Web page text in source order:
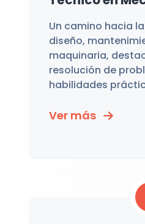
Un camino hacia
diseño,
maquinaria,
resolución de
habilidades
Ver más